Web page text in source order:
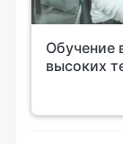
Обучение
высоких